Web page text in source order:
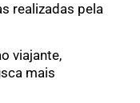
realizadas pela
viajante,
mais